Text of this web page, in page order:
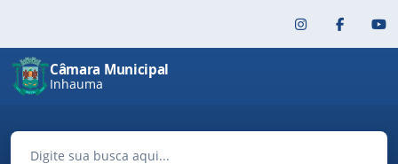
Câmara Municipal
Inhauma